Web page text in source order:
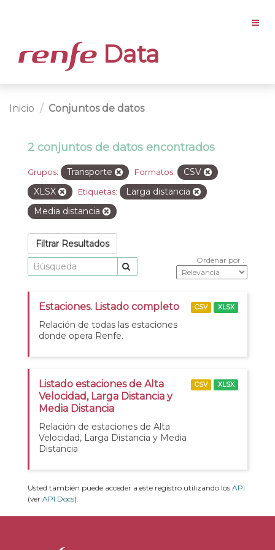
Data
Inicio Conjuntos de datos
2 conjuntos de datos encontrados
Grupos: Transporte Formatos:
CSV
XLSX
Etiquetas:
Larga distancia
Media distancia
Filtrar Resultados
Ordenar por
Estaciones. Listado completo
Relación de todas las estaciones
donde opera Renfe.
CSV XLSX
Listado estaciones de Alta
Velocidad, Larga Distancia y
Media Distancia
Relación de estaciones de Alta
Velocidad, Larga Distancia y Media
Distancia
CSV XLSX
Usted también puede acceder a este registro utilizando los API
(ver API Docs).